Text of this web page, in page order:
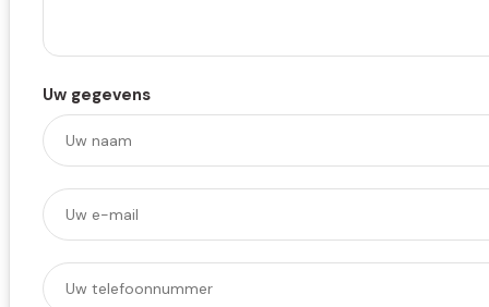
Uw gegevens